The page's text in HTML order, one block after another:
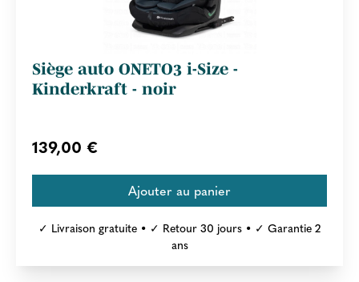
Siège auto ONETO3 i-Size -
Kinderkraft - noir
139,00 €
✓ Livraison gratuite • ✓ Retour 30 jours • ✓ Garantie 2
ans